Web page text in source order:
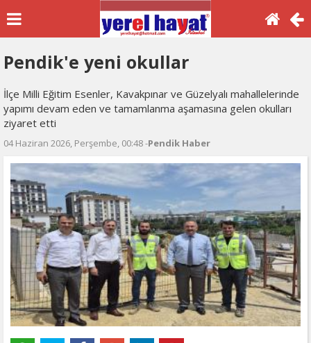
Pendik'e yeni okullar
İlçe Milli Eğitim Esenler, Kavakpınar ve Güzelyalı mahallelerinde
yapımı devam eden ve tamamlanma aşamasına gelen okulları
ziyaret etti
04 Haziran 2026, Perşembe, 00:48 -Pendik Haber